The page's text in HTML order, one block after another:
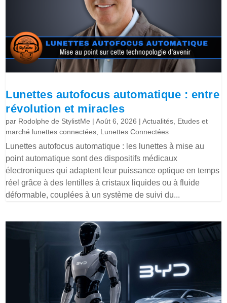
Lunettes autofocus automatique : entre
révolution et miracles
par Rodolphe de StylistMe |Août 6, 2026 |Actualités, Etudes et
marché lunettes connectées, Lunettes Connectées
Lunettes autofocus automatique : les lunettes à mise au
point automatique sont des dispositifs médicaux
électroniques qui adaptent leur puissance optique en temps
réel grâce à des lentilles à cristaux liquides ou à fluide
déformable, couplées à un système de suivi du...